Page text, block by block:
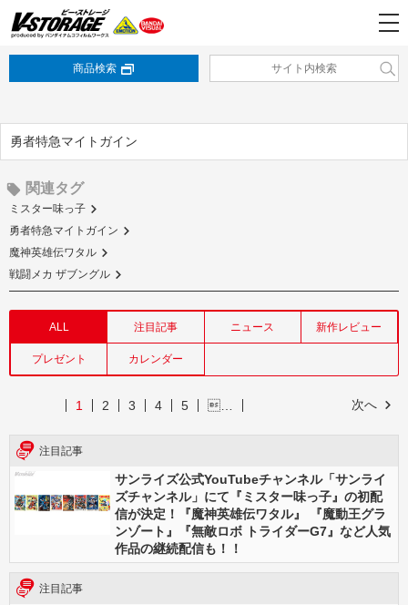
商品検索
勇者特急マイトガイン
関連タグ
ミスター味っ子
勇者特急マイトガイン
魔神英雄伝ワタル
戦闘メカ ザブングル
ALL 注目記事 ニュース 新作レビュー
プレゼント カレンダー
次へ
1 2 3 4 5 …
注目記事
サンライズ公式YouTubeチャンネル「サンライ
ズチャンネル」にて『ミスター味っ子』の初配
信が決定！『魔神英雄伝ワタル』 『魔動王グラ
ンゾート』『無敵ロボ トライダーG7』など人気
作品の継続配信も！！
注目記事